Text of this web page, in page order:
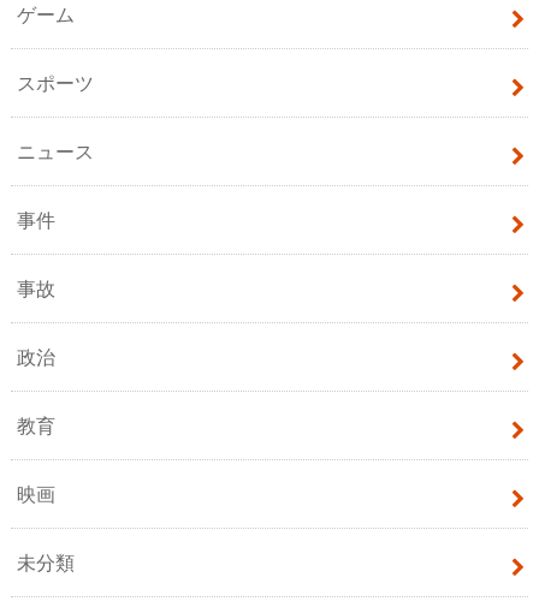
ゲーム
スポーツ
ニュース
事件
事故
政治
教育
映画
未分類